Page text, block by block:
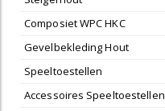
Composiet WPC HKC
Gevelbekleding Hout
Speeltoestellen
Accessoires Speeltoestellen